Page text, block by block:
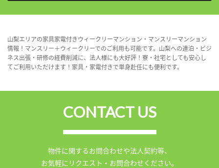
山梨エリアの家具家電付きウィークリーマンション・マンスリーマンション
情報！マンスリー＋ウィークリーでのご利用も可能です。山梨への連泊・ビジ
ネス出張・研修の経費削減に、法人様にも大好評！寮・社宅としても安心し
てご利用いただけます！家具・家電付きで単身赴任にも便利です。
CONTACT US
物件に関するお問合わせや法人契約等、
お気軽にリクエスト・お問合わせください。